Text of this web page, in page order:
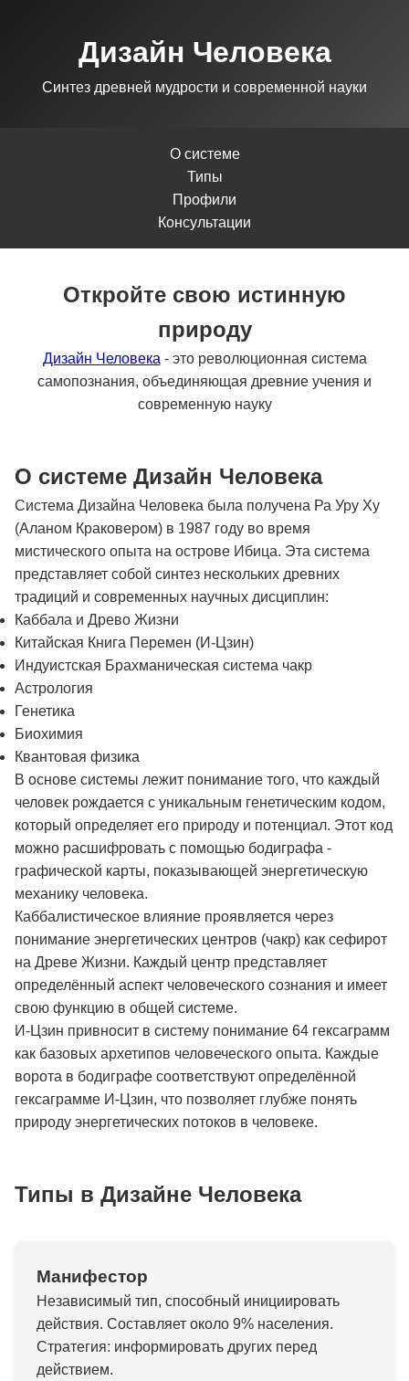
Дизайн Человека
Синтез древней мудрости и современной науки
О системе
Типы
Профили
Консультации
Откройте свою истинную
природу
Дизайн Человека - это революционная система
самопознания, объединяющая древние учения и
современную науку
О системе Дизайн Человека
Система Дизайна Человека была получена Ра Уру Ху
(Аланом Краковером) в 1987 году во время
мистического опыта на острове Ибица. Эта система
представляет собой синтез нескольких древних
традиций и современных научных дисциплин:
Каббала и Древо Жизни
Китайская Книга Перемен (И-Цзин)
Индуистская Брахманическая система чакр
Астрология
Генетика
Биохимия
Квантовая физика
В основе системы лежит понимание того, что каждый
человек рождается с уникальным генетическим кодом,
который определяет его природу и потенциал. Этот код
можно расшифровать с помощью бодиграфа -
графической карты, показывающей энергетическую
механику человека.
Каббалистическое влияние проявляется через
понимание энергетических центров (чакр) как сефирот
на Древе Жизни. Каждый центр представляет
определённый аспект человеческого сознания и имеет
свою функцию в общей системе.
И-Цзин привносит в систему понимание 64 гексаграмм
как базовых архетипов человеческого опыта. Каждые
ворота в бодиграфе соответствуют определённой
гексаграмме И-Цзин, что позволяет глубже понять
природу энергетических потоков в человеке.
Типы в Дизайне Человека
Манифестор
Независимый тип, способный инициировать
действия. Составляет около 9% населения.
Стратегия: информировать других перед
действием.